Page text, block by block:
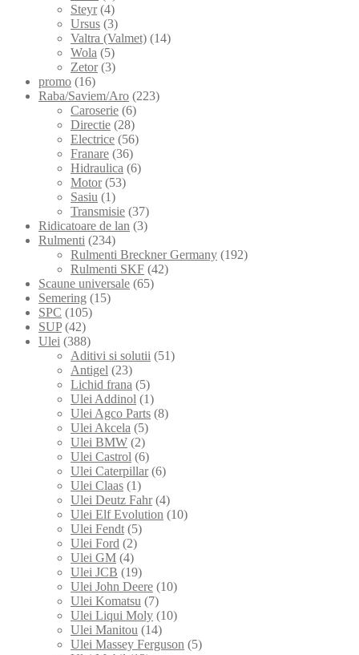
Steyr (4)
Ursus (3)
Valtra (Valmet) (14)
Wola (5)
Zetor (3)
promo (16)
Raba/Saviem/Aro (223)
Caroserie (6)
Directie (28)
Electrice (56)
Franare (36)
Hidraulica (6)
Motor (53)
Sasiu (1)
Transmisie (37)
Ridicatoare de lan (3)
Rulmenti (234)
Rulmenti Breckner Germany (192)
Rulmenti SKF (42)
Scaune universale (65)
Semering (15)
SPC (105)
SUP (42)
Ulei (388)
Aditivi si solutii (51)
Antigel (23)
Lichid frana (5)
Ulei Addinol (1)
Ulei Agco Parts (8)
Ulei Akcela (5)
Ulei BMW (2)
Ulei Castrol (6)
Ulei Caterpillar (6)
Ulei Claas (1)
Ulei Deutz Fahr (4)
Ulei Elf Evolution (10)
Ulei Fendt (5)
Ulei Ford (2)
Ulei GM (4)
Ulei JCB (19)
Ulei John Deere (10)
Ulei Komatsu (7)
Ulei Liqui Moly (10)
Ulei Manitou (14)
Ulei Massey Ferguson (5)